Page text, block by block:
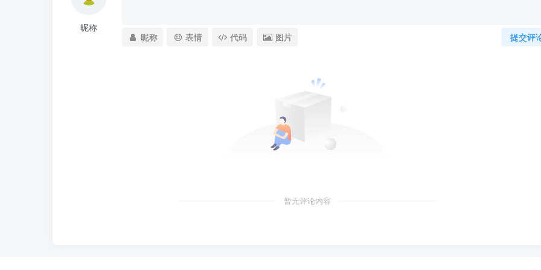
昵称
提交评
昵称 表情 代码 图片
暂无评论内容